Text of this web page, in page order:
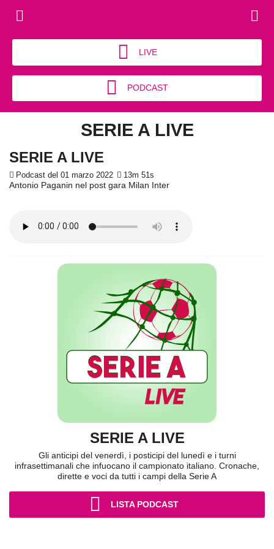
LIVE
PODCAST
SERIE A LIVE
SERIE A LIVE
Podcast del 01 marzo 2022 13m 51s
Antonio Paganin nel post gara Milan Inter
SERIE A LIVE
Gli anticipi del venerdì, i posticipi del lunedì e i turni
infrasettimanali che infuocano il campionato italiano. Cronache,
dirette e voci da tutti i campi della Serie A
LISTA PODCAST